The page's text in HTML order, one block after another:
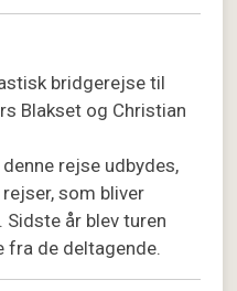
bridgerejse til
Blakset og Christian
rejse udbydes,
som bliver
år blev turen
fra de deltagende.